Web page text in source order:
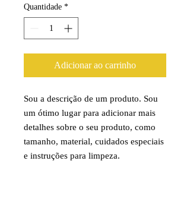
Quantidade *
Adicionar ao carrinho
Sou a descrição de um produto. Sou
um ótimo lugar para adicionar mais
detalhes sobre o seu produto, como
tamanho, material, cuidados especiais
e instruções para limpeza.